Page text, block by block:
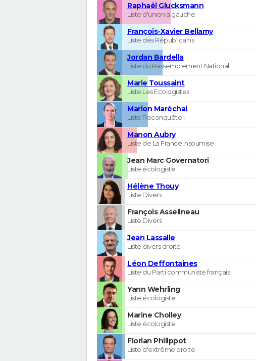
Raphaël Glucksmann
Liste d'union à gauche
François-Xavier Bellamy
Liste des Républicains
Jordan Bardella
Liste du Rassemblement National
Marie Toussaint
Liste Les Ecologistes
Marion Maréchal
Liste Reconquête !
Manon Aubry
Liste de La France insoumise
Jean Marc Governatori
Liste écologiste
Hélène Thouy
Liste Divers
François Asselineau
Liste Divers
Jean Lassalle
Liste divers droite
Léon Deffontaines
Liste du Parti communiste français
Yann Wehrling
Liste écologiste
Marine Cholley
Liste écologiste
Florian Philippot
Liste d'extrême droite